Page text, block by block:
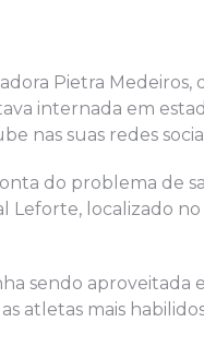
Pietra Medeiros,
internada em
suas redes
do problema de
Leforte, localizado
sendo
atletas mais